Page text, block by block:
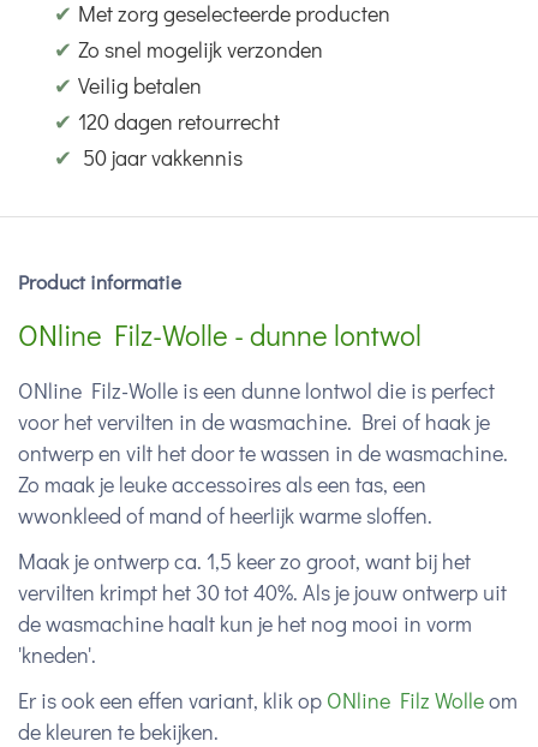
✔ Met zorg geselecteerde producten
✔ Zo snel mogelijk verzonden
✔ Veilig betalen
✔ 120 dagen retourrecht
✔ 50 jaar vakkennis
Product informatie
ONline Filz-Wolle - dunne lontwol
ONline Filz-Wolle is een dunne lontwol die is perfect
voor het vervilten in de wasmachine. Brei of haak je
ontwerp en vilt het door te wassen in de wasmachine.
Zo maak je leuke accessoires als een tas, een
wwonkleed of mand of heerlijk warme sloffen.
Maak je ontwerp ca. 1,5 keer zo groot, want bij het
vervilten krimpt het 30 tot 40%. Als je jouw ontwerp uit
de wasmachine haalt kun je het nog mooi in vorm
'kneden'.
Er is ook een effen variant, klik op ONline Filz Wolleom
de kleuren te bekijken.